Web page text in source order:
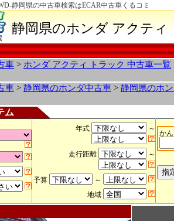
静岡県の中古車検索はECAR中古車くるコミ
静岡県のホンダ アクティ
車 > ホンダ アクティ トラック 中古車一覧
車 > 静岡県のホンダ中古車 > 静岡県のホ
ム
年式 ～
走行距離 ～
予算
～
地域
か